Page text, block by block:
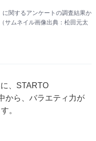
関するアンケートの調査結果か
サムネイル画像出典：松田元太
、STARTO
から、バラエティ力が
。